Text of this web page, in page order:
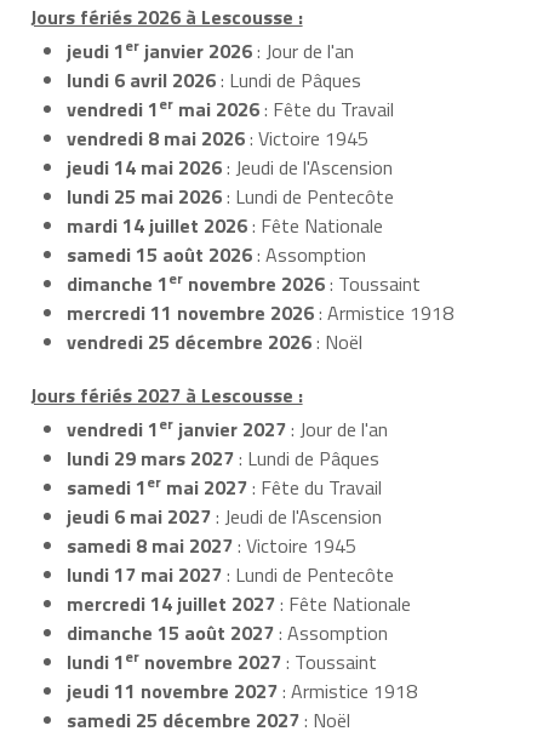
Jours fériés 2026 à Lescousse :
jeudi 1er janvier 2026: Jour de l'an
lundi 6 avril 2026: Lundi de Pâques
vendredi 1er mai 2026: Fête du Travail
vendredi 8 mai 2026: Victoire 1945
jeudi 14 mai 2026: Jeudi de l'Ascension
lundi 25 mai 2026: Lundi de Pentecôte
mardi 14 juillet 2026: Fête Nationale
samedi 15 août 2026: Assomption
dimanche 1er novembre 2026: Toussaint
mercredi 11 novembre 2026: Armistice 1918
vendredi 25 décembre 2026: Noël
Jours fériés 2027 à Lescousse :
vendredi 1er janvier 2027: Jour de l'an
lundi 29 mars 2027: Lundi de Pâques
samedi 1er mai 2027: Fête du Travail
jeudi 6 mai 2027: Jeudi de l'Ascension
samedi 8 mai 2027: Victoire 1945
lundi 17 mai 2027: Lundi de Pentecôte
mercredi 14 juillet 2027: Fête Nationale
dimanche 15 août 2027: Assomption
lundi 1er novembre 2027: Toussaint
jeudi 11 novembre 2027: Armistice 1918
samedi 25 décembre 2027: Noël